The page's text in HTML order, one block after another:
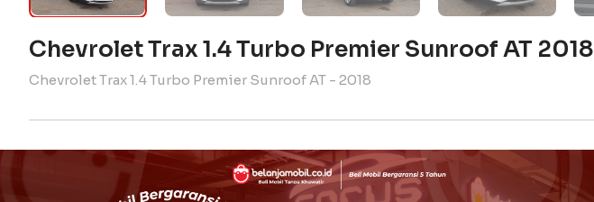
Chevrolet Trax 1.4 Turbo Premier Sunroof AT 2018
Chevrolet Trax 1.4 Turbo Premier Sunroof AT - 2018